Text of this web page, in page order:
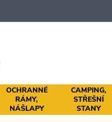
OCHRANNÉ
RÁMY,
NÁŠLAPY
CAMPING,
STŘEŠNÍ
STANY